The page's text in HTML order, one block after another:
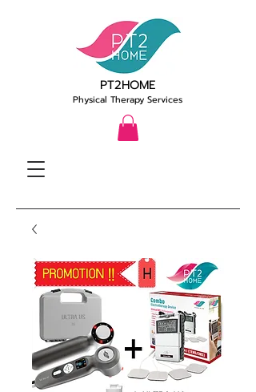
PT2HOME
Physical Therapy Services